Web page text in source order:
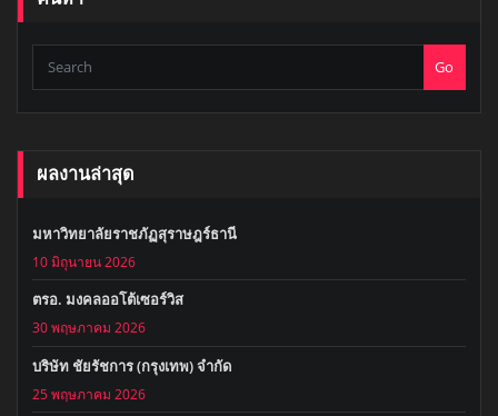
Go
ผลงานล่าสุด
มหาวิทยาลัยราชภัฏสุราษฎร์ธานี
10 มิถุนายน 2026
ตรอ. มงคลออโต้เซอร์วิส
30 พฤษภาคม 2026
บริษัท ชัยรัชการ (กรุงเทพ) จำกัด
25 พฤษภาคม 2026